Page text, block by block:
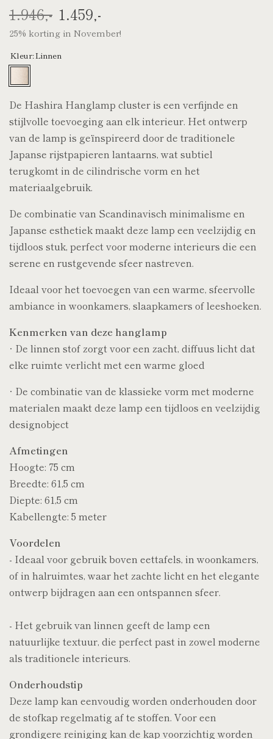
1.946,- 1.459,-
25% korting in November!
Kleur:Linnen
De Hashira Hanglamp cluster is een verfijnde en
stijlvolle toevoeging aan elk interieur. Het ontwerp
van de lamp is geïnspireerd door de traditionele
Japanse rijstpapieren lantaarns, wat subtiel
terugkomt in de cilindrische vorm en het
materiaalgebruik.
De combinatie van Scandinavisch minimalisme en
Japanse esthetiek maakt deze lamp een veelzijdig en
tijdloos stuk, perfect voor moderne interieurs die een
serene en rustgevende sfeer nastreven.
Ideaal voor het toevoegen van een warme, sfeervolle
ambiance in woonkamers, slaapkamers of leeshoeken.
Kenmerken van deze hanglamp
· De linnen stof zorgt voor een zacht, diffuus licht dat
elke ruimte verlicht met een warme gloed
· De combinatie van de klassieke vorm met moderne
materialen maakt deze lamp een tijdloos en veelzijdig
designobject
Afmetingen
Hoogte: 75 cm
Breedte: 61,5 cm
Diepte:61,5 cm
Kabellengte: 5 meter
Voordelen
- Ideaal voor gebruik boven eettafels, in woonkamers,
of in halruimtes, waar het zachte licht en het elegante
ontwerp bijdragen aan een ontspannen sfeer.
- Het gebruik van linnen geeft de lamp een
natuurlijke textuur, die perfect past in zowel moderne
als traditionele interieurs.
Onderhoudstip
Deze lamp kan eenvoudig worden onderhouden door
de stofkap regelmatig af te stoffen. Voor een
grondigere reiniging kan de kap voorzichtig worden